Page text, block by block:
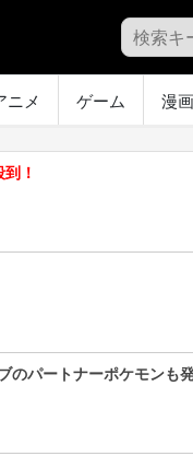
ニメ ゲーム 漫画
！
のパートナーポケモンも